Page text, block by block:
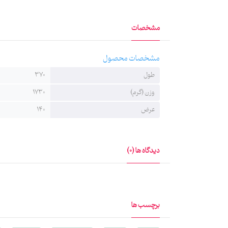
به روش چاپ سابلیمیشن بر پارچهٔ مخمل تولید شده
مشخصات
مشخصات محصول
طول
370
وزن (گرم)
1730
عرض
140
دیدگاه ها (0)
برچسب ها